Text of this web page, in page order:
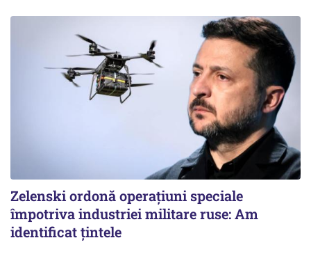
Zelenski ordonă operațiuni speciale
împotriva industriei militare ruse: Am
identificat țintele